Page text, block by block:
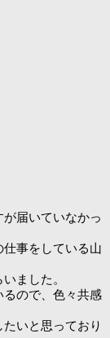
届いていなかっ
事をしている山
ました。
ので、色々共感
いと思っており